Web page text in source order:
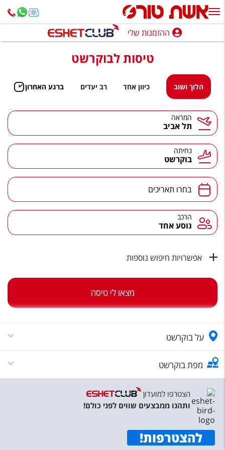
ההזמנות שלי
חופשה לפי סגנון
מלונות באילת
טיולים מאורגנים
סגנונות טיול
חבילות נופש
הרגע האחרון
חבילות בריאות וספא
טיסות לחו"ל
מגזין אשת
שירות לקוחות
תקנון
נגישות
עקבו אחרינו
ההזמנות שלי
טיסות לבוקרשט
הלוך ושוב כיוון אחד רב יעדים ברגע האחרון
המראה
תל אביב
נחיתה
בוקרשט
בחרו תאריכים
הרכב
נוסע אחד
אפשרויות חיפוש נוספות
מצאו לי טיסה
על בוקרשט
מפת בוקרשט
הצטרפו למועדון
ותהנו ממבצעים שווים לפני כולם!
להצטרפות!